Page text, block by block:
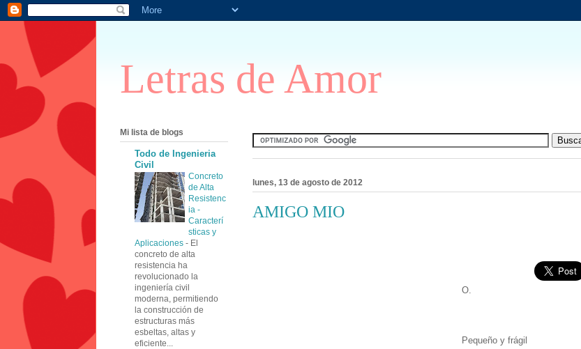
Letras de Amor
lunes, 13 de agosto de 2012
AMIGO MIO
O.
Pequeño y frágil
Mi lista de blogs
Todo de Ingenieria
Civil
Concreto
de Alta
Resistenc
ia -
Caracterí
sticas y
Aplicaciones - El
concreto de alta
resistencia ha
revolucionado la
ingeniería civil
moderna, permitiendo
la construcción de
estructuras más
esbeltas, altas y
eficiente...